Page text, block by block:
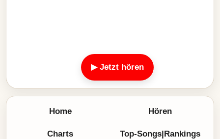
▶ Jetzt hören
Home Hören
Charts Top-Songs|Rankings